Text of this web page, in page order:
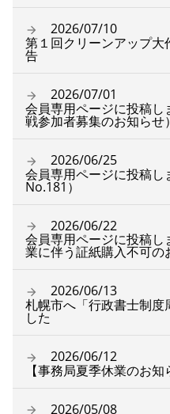
2026/07/10
第１回クリーンアップ大
告
2026/07/01
会員専用ページに投稿
戦参加者募集のお知らせ）
2026/06/25
会員専用ページに投稿し
No.181）
2026/06/22
会員専用ページに投稿
業に伴う証紙購入不可の
2026/06/13
札幌市へ「行政書士制度
した
2026/06/12
【事務局夏季休業のお知
2026/05/08